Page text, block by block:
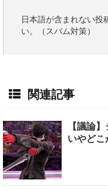
日本語が含まれない投
い。（スパム対策）
関連記事
【議論
いやどこ